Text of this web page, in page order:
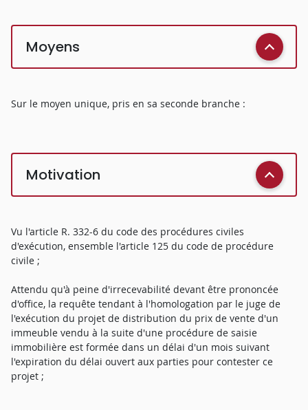
Moyens
Sur le moyen unique, pris en sa seconde branche :
Motivation
Vu l'article R. 332-6 du code des procédures civiles
d'exécution, ensemble l'article 125 du code de procédure
civile ;
Attendu qu'à peine d'irrecevabilité devant être prononcée
d'office, la requête tendant à l'homologation par le juge de
l'exécution du projet de distribution du prix de vente d'un
immeuble vendu à la suite d'une procédure de saisie
immobilière est formée dans un délai d'un mois suivant
l'expiration du délai ouvert aux parties pour contester ce
projet ;